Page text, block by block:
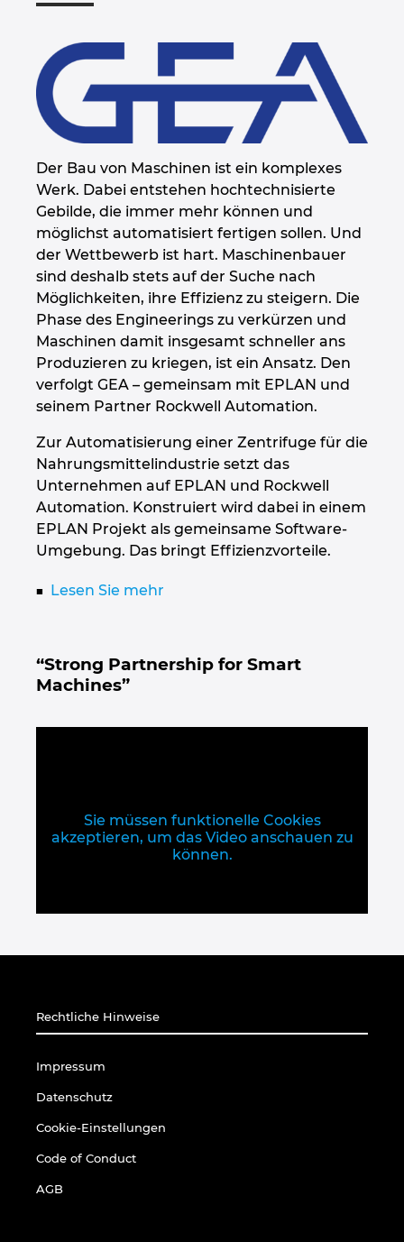
Der Bau von Maschinen ist ein komplexes
Werk. Dabei entstehen hochtechnisierte
Gebilde, die immer mehr können und
möglichst automatisiert fertigen sollen. Und
der Wettbewerb ist hart. Maschinenbauer
sind deshalb stets auf der Suche nach
Möglichkeiten, ihre Effizienz zu steigern. Die
Phase des Engineerings zu verkürzen und
Maschinen damit insgesamt schneller ans
Produzieren zu kriegen, ist ein Ansatz. Den
verfolgt GEA – gemeinsam mit EPLAN und
seinem Partner Rockwell Automation.
Zur Automatisierung einer Zentrifuge für die
Nahrungsmittelindustrie setzt das
Unternehmen auf EPLAN und Rockwell
Automation. Konstruiert wird dabei in einem
EPLAN Projekt als gemeinsame Software-
Umgebung. Das bringt Effizienzvorteile.
Lesen Sie mehr
“Strong Partnership for Smart
Machines”
Sie müssen funktionelle Cookies
akzeptieren, um das Video anschauen zu
können.
Rechtliche Hinweise
Impressum
Datenschutz
Cookie-Einstellungen
Code of Conduct
AGB